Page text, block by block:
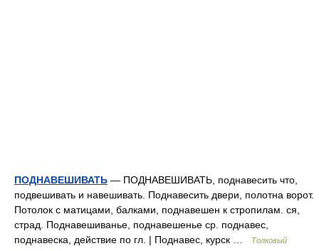
ПОДНАВЕШИВАТЬ — ПОДНАВЕШИВАТЬ, поднавесить что,
подвешивать и навешивать. Поднавесить двери, полотна ворот.
Потолок с матицами, балками, поднавешен к стропилам. ся,
страд. Поднавешиванье, поднавешенье ср. поднавес,
поднавеска, действие по гл. | Поднавес, курск …
Толковый